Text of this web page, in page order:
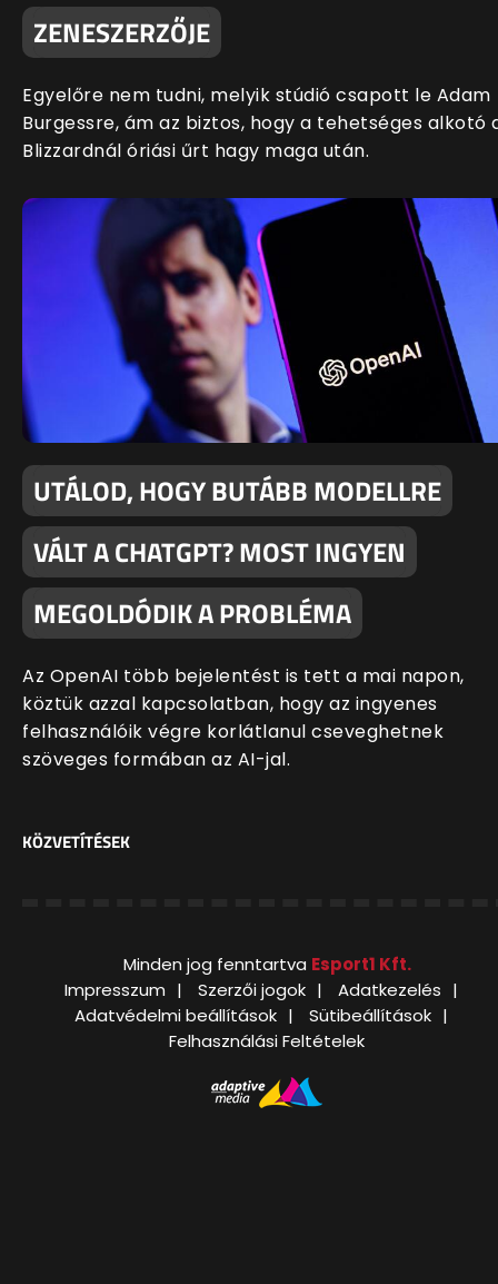
ZENESZERZŐJE
Egyelőre nem tudni, melyik stúdió csapott le Adam
Burgessre, ám az biztos, hogy a tehetséges alkotó
Blizzardnál óriási űrt hagy maga után.
UTÁLOD, HOGY BUTÁBB MODELLRE
VÁLT A CHATGPT? MOST INGYEN
MEGOLDÓDIK A PROBLÉMA
Az OpenAI több bejelentést is tett a mai napon,
köztük azzal kapcsolatban, hogy az ingyenes
felhasználóik végre korlátlanul cseveghetnek
szöveges formában az AI-jal.
KÖZVETÍTÉSEK
Minden jog fenntartva Esport1 Kft.
Impresszum
Szerzői jogok
Adatkezelés
Adatvédelmi beállítások
Sütibeállítások
Felhasználási Feltételek